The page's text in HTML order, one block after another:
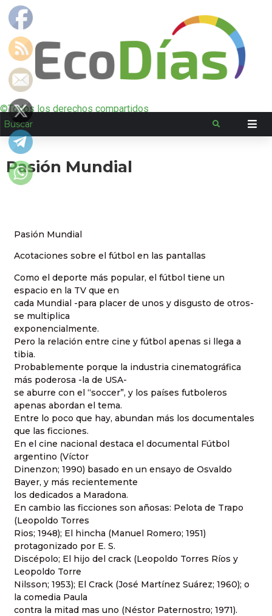
©Todos los derechos compartidos
Pasión Mundial
Pasión Mundial
Acotaciones sobre el fútbol en las pantallas
Como el deporte más popular, el fútbol tiene un
espacio en la TV que en
cada Mundial -para placer de unos y disgusto de otros-
se multiplica
exponencialmente.
Pero la relación entre cine y fútbol apenas si llega a
tibia.
Probablemente porque la industria cinematográfica
más poderosa -la de USA-
se aburre con el “soccer”, y los países futboleros
apenas abordan el tema.
Entre lo poco que hay, abundan más los documentales
que las ficciones.
En el cine nacional destaca el documental Fútbol
argentino (Víctor
Dinenzon; 1990) basado en un ensayo de Osvaldo
Bayer, y más recientemente
los dedicados a Maradona.
En cambio las ficciones son añosas: Pelota de Trapo
(Leopoldo Torres
Rios; 1948); El hincha (Manuel Romero; 1951)
protagonizado por E. S.
Discépolo; El hijo del crack (Leopoldo Torres Ríos y
Leopoldo Torre
Nilsson; 1953); El Crack (José Martínez Suárez; 1960); o
la comedia Paula
contra la mitad mas uno (Néstor Paternostro; 1971).